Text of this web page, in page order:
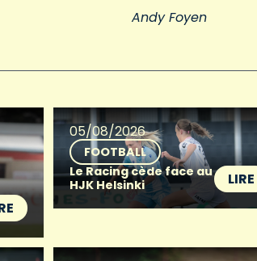
Andy Foyen
05/08/2026
FOOTBALL
Le Racing cède face au
HJK Helsinki
LIRE